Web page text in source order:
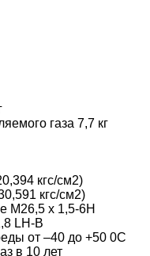
газа 7,7 кг
кгс/см2)
кгс/см2)
М26,5 х 1,5-6Н
LH-B
от –40 до +50 0С
в 10 лет